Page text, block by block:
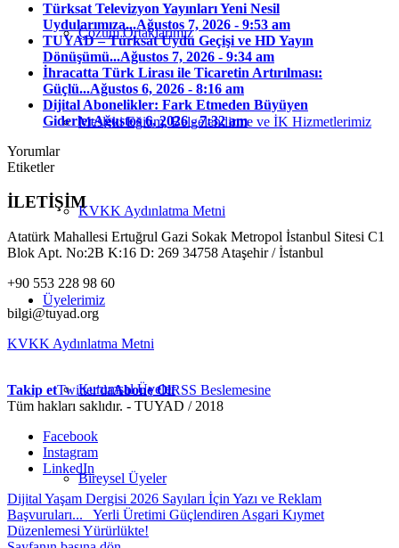
Çözüm Ortaklarımız
Mesleki Eğitim, Belgelendirme ve İK Hizmetlerimiz
KVKK Aydınlatma Metni
Üyelerimiz
Kurumsal Üyeler
Bireysel Üyeler
Türksat Televizyon Yayınları Yeni Nesil
Uydularımıza...Ağustos 7, 2026 - 9:53 am
TUYAD – Türksat Uydu Geçişi ve HD Yayın
Dönüşümü...Ağustos 7, 2026 - 9:34 am
İhracatta Türk Lirası ile Ticaretin Artırılması:
Güçlü...Ağustos 6, 2026 - 8:16 am
Dijital Abonelikler: Fark Etmeden Büyüyen
GiderlerAğustos 6, 2026 - 7:32 am
Yorumlar
Etiketler
İLETİŞİM
Atatürk Mahallesi Ertuğrul Gazi Sokak Metropol İstanbul Sitesi C1
Blok Apt. No:2B K:16 D: 269 34758 Ataşehir / İstanbul
+90 553 228 98 60
bilgi@tuyad.org
KVKK Aydınlatma Metni
Takip etTwitter'daAbone OlRSS Beslemesine
Tüm hakları saklıdır. - TUYAD / 2018
Facebook
Instagram
LinkedIn
Dijital Yaşam Dergisi 2026 Sayıları İçin Yazı ve Reklam
Başvuruları...
Yerli Üretimi Güçlendiren Asgari Kıymet
Düzenlemesi Yürürlükte!